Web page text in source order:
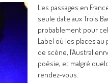
Les passages en
seule date aux Trois
probablement pour
Label où les places
de scène,
poésie, et malgré
rendez-vous.